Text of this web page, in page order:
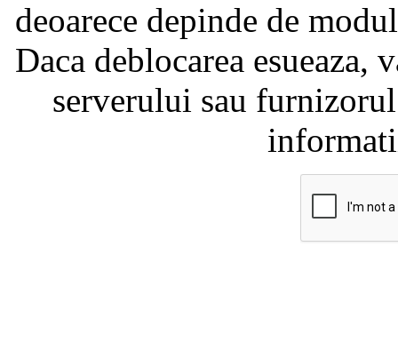
deoarece depinde de
Daca deblocarea
serverului sau